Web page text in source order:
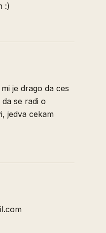
:)
je drago da ces
se radi o
jedva cekam